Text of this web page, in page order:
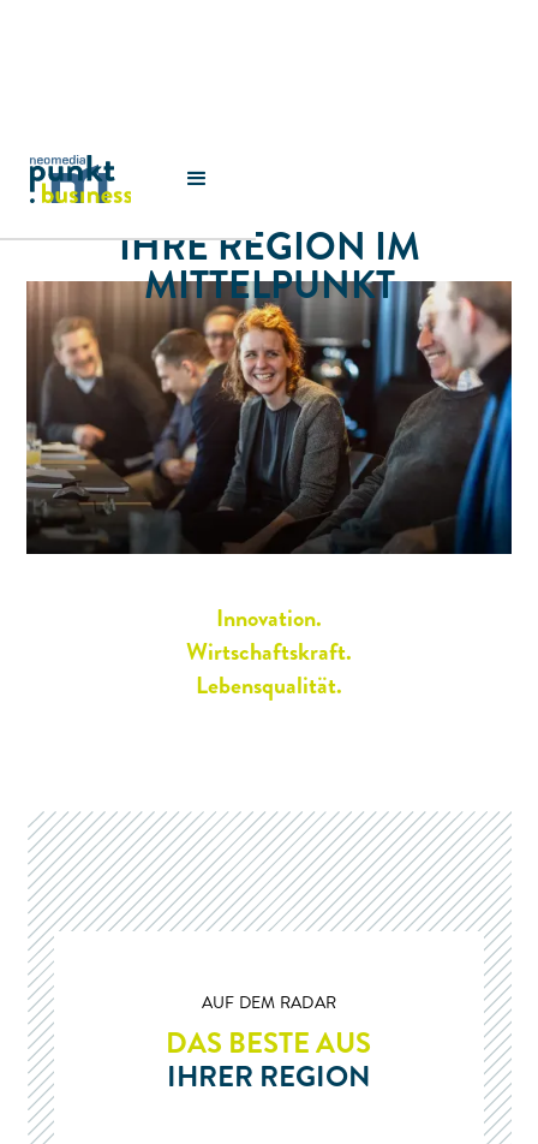
IHRE REGION IM
MITTELPUNKT
Innovation.
Wirtschaftskraft.
Lebensqualität.
AUF DEM RADAR
DAS BESTE AUS
IHRER REGION